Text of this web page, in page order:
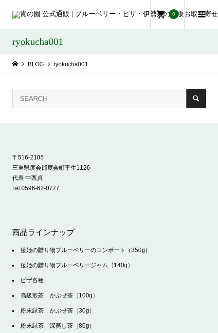
0
ryokucha001
BLOG ryokucha001
〒516-2105
三重県度会郡度会町平生1126
代表 中西貞
Tel:0596-62-0777
商品ラインナップ
倭姫の贈り物ブルーベリーのコンポート（350g）
倭姫の贈り物ブルーベリージャム（140g）
ピザ各種
高級煎茶 かぶせ茶（100g）
粉末緑茶 かぶせ茶（30g）
粉末緑茶 深蒸し茶（80g）